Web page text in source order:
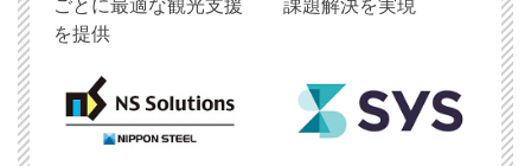
ごとに最適な観光支援
を提供
課題解決を実現